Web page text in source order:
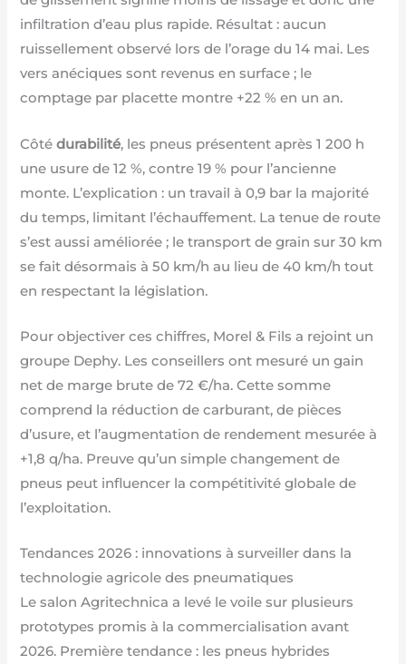
infiltration d’eau plus rapide. Résultat : aucun
ruissellement observé lors de l’orage du 14 mai. Les
vers anéciques sont revenus en surface ; le
comptage par placette montre +22 % en un an.
Côtédurabilité, les pneus présentent après 1 200 h
une usure de 12 %, contre 19 % pour l’ancienne
monte. L’explication : un travail à 0,9 bar la majorité
du temps, limitant l’échauffement. La tenue de route
s’est aussi améliorée ; le transport de grain sur 30 km
se fait désormais à 50 km/h au lieu de 40 km/h tout
en respectant la législation.
Pour objectiver ces chiffres, Morel & Fils a rejoint un
groupe Dephy. Les conseillers ont mesuré un gain
net de marge brute de 72 €/ha. Cette somme
comprend la réduction de carburant, de pièces
d’usure, et l’augmentation de rendement mesurée à
+1,8 q/ha. Preuve qu’un simple changement de
pneus peut influencer la compétitivité globale de
l’exploitation.
Tendances 2026 : innovations à surveiller dans la
technologie agricole des pneumatiques
Le salon Agritechnica a levé le voile sur plusieurs
prototypes promis à la commercialisation avant
2026. Première tendance : les pneus hybrides